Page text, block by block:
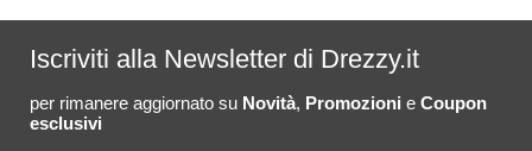
Iscriviti alla Newsletter di Drezzy.it
per rimanere aggiornato su Novità, Promozioni e Coupon
esclusivi